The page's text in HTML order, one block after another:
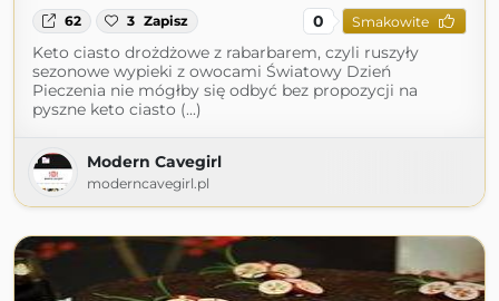
62 3 Zapisz 0 Smakowite
Keto ciasto drożdżowe z rabarbarem, czyli ruszyły
sezonowe wypieki z owocami Światowy Dzień
Pieczenia nie mógłby się odbyć bez propozycji na
pyszne keto ciasto (...)
Modern Cavegirl
moderncavegirl.pl